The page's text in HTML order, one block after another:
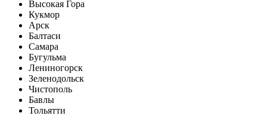
Высокая Гора
Кукмор
Арск
Балтаси
Самара
Бугульма
Лениногорск
Зеленодольск
Чистополь
Бавлы
Тольятти